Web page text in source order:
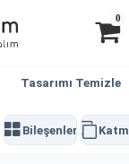
0
Tasarımı Temizle
Bileşenler